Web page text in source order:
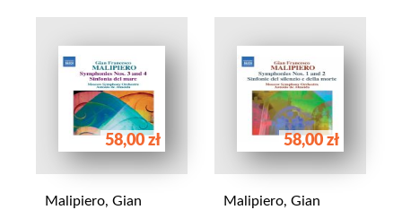
58,00 zł
Malipiero, Gian
58,00 zł
Malipiero, Gian